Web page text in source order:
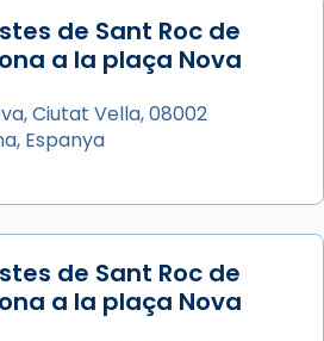
Juliana i
i màrtirs.
de sant Cugat, a
sorgeix la tradició
(“relatiu a Júlia”) i
a Semprònia =
seves. I l’any 1667, el
Roig, afirma en una obra
filles de l’antiga Iluro.
les relíquies fins que
L’ofici que es canta
de Sant Roc de
a la plaça Nova
Ciutat Vella, 08002
Espanya
de Sant Roc de
a la plaça Nova